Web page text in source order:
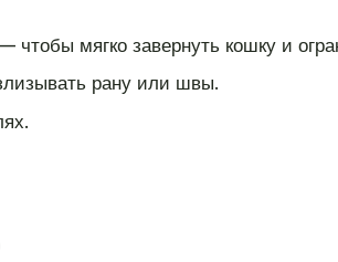
чтобы мягко завернуть кошку и
рану или швы.